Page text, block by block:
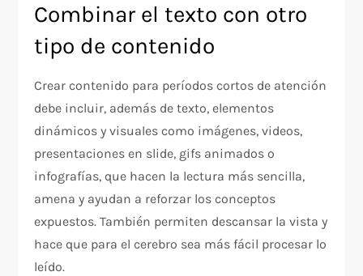
Combinar el texto con otro
tipo de contenido
Crear contenido para períodos cortos de atención
debe incluir, además de texto, elementos
dinámicos y visuales como imágenes, videos,
presentaciones en slide, gifs animados o
infografías, que hacen la lectura más sencilla,
amena y ayudan a reforzar los conceptos
expuestos. También permiten descansar la vista y
hace que para el cerebro sea más fácil procesar lo
leído.